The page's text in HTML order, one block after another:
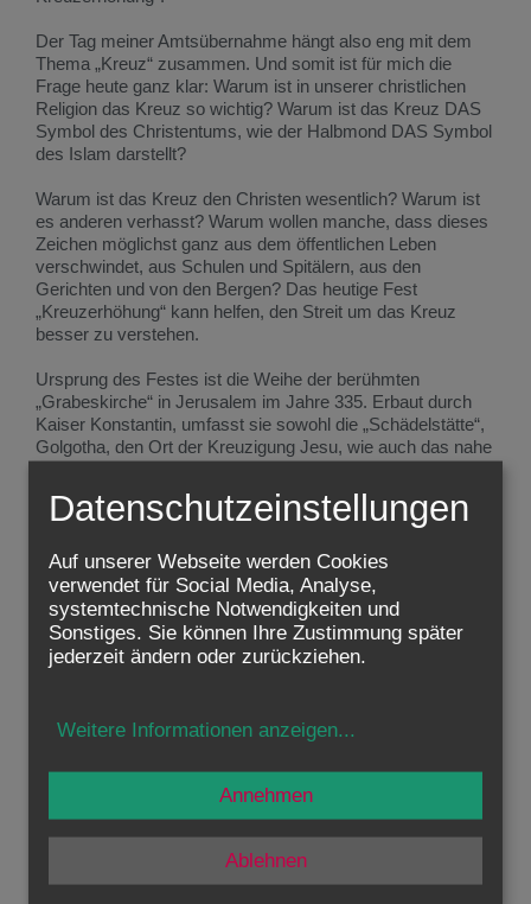
Der Tag meiner Amtsübernahme hängt also eng mit dem
Thema „Kreuz“ zusammen. Und somit ist für mich die
Frage heute ganz klar: Warum ist in unserer christlichen
Religion das Kreuz so wichtig? Warum ist das Kreuz DAS
Symbol des Christentums, wie der Halbmond DAS Symbol
des Islam darstellt?
Warum ist das Kreuz den Christen wesentlich? Warum ist
es anderen verhasst? Warum wollen manche, dass dieses
Zeichen möglichst ganz aus dem öffentlichen Leben
verschwindet, aus Schulen und Spitälern, aus den
Gerichten und von den Bergen? Das heutige Fest
„Kreuzerhöhung“ kann helfen, den Streit um das Kreuz
besser zu verstehen.
Ursprung des Festes ist die Weihe der berühmten
„Grabeskirche“ in Jerusalem im Jahre 335. Erbaut durch
Kaiser Konstantin, umfasst sie sowohl die „Schädelstätte“,
Golgotha, den Ort der Kreuzigung Jesu, wie auch das nahe
Tag nach der Kirchweihe, am 14. September 335, wurde
das Holz des Kreuzes, an dem Jesus gestorben war,
der durch sein Kreuz den Tod besiegt und uns erlöst hat.
Zahlreiche kleine und kleinste Stücke dieses Holzes kamen
als sogenannte „Reliquien“ in die ganze christliche Welt.
Eine größere gelangte auch in ein Kloster im Wienerwald,
das seither den Namen dieser Reliquie trägt, das „Stift
Doch was ist am Kreuz so verehrenswürdig, dass ihm
selber eine Antwort in dem nächtlichen Gespräch, das er
mit dem jüdischen Ratsherrn Nikodemus geführt hat. Jesus
dieser alle Furcht vor seinen Ratskollegen überwandt und
Datenschutzeinstellungen
Auf unserer Webseite werden Cookies
verwendet für Social Media, Analyse,
systemtechnische Notwendigkeiten und
Sonstiges. Sie können Ihre Zustimmung später
jederzeit ändern oder zurückziehen.
Weitere Informationen anzeigen...
Ablehnen
Annehmen